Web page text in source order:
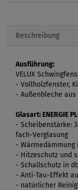
Beschreibung
Ausführung:
VELUX
- Vollholzfenster,
- Außenbleche
Glasart: ENERGIE
- Scheibenstärke:
fach-Verglasung
- Wärmedämmung
- Hitzeschutz und
- Schallschutz in
- Anti-Tau-Effekt
- natürlicher